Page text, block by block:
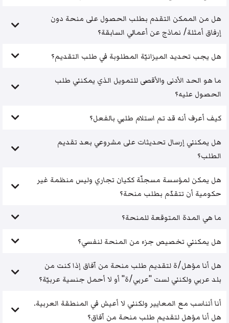
هل من الممكن التقدم بطلب الحصول على منحة دون
إرفاق أمثلة/ نماذج عن أعمالي السابقة؟
هل يجب تحديد الميزانيّة المطلوبة في طلب التقديم؟
ما هو الحد الأدنى والأقصى للتمويل الذي يمكنني طلب
الحصول عليه؟
كيف أعرف أنه قد تم استلام طلبي بالفعل؟
هل يمكنني إرسال تحديثات على مشروعي بعد تقديم
الطلب؟
هل يمكن لمؤسسة مسجلّة ككيان تجاري وليس منظمة غير
حكومية أن تتقدّم بطلب منحة؟
ما هي المدة المتوقعة للمنحة؟
هل يمكنني تخصيص جزء من المنحة لنفسي؟
هل أنا مؤهل/ة لتقديم طلب منحة من آفاق إذا كنت من
بلد عربي ولكنني لست "عربي/ة" أو لا أحمل جنسية عربيّة؟
أنا أتناسب مع المعايير ولكنني لا أعيش في المنطقة العربية.
هل أنا مؤهل لتقديم طلب منحة من آفاق؟